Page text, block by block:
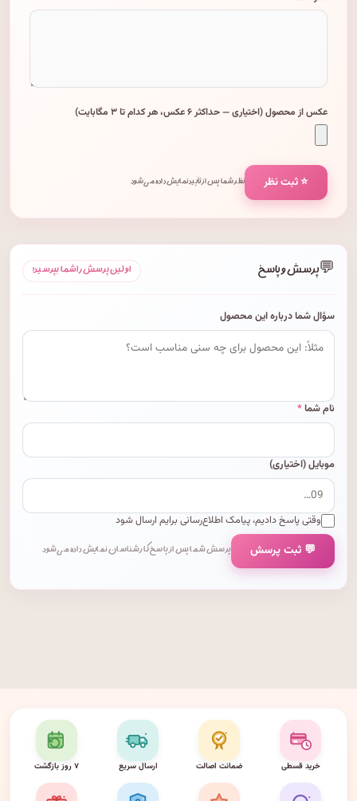
عکس از محصول (اختیاری — حداکثر ۶ عکس، هر کدام تا ۳ مگابایت)
⭐ ثبت نظر نظر شما پس از تأیید نمایش داده می‌شود.
💬پرسش و پاسخ اولین پرسش را شما بپرسید!
سؤال شما درباره این محصول
نام شما*
موبایل (اختیاری)
وقتی پاسخ دادیم، پیامک اطلاع‌رسانی برایم ارسال شود
💬 ثبت پرسش پرسش شما پس از پاسخ کارشناسان نمایش داده می‌شود.
خرید قسطی ضمانت اصالت ارسال سریع ۷ روز بازگشت